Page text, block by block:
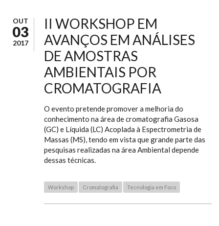
OUT
03
2017
II WORKSHOP EM
AVANÇOS EM ANÁLISES
DE AMOSTRAS
AMBIENTAIS POR
CROMATOGRAFIA
O evento pretende promover a melhoria do
conhecimento na área de cromatografia Gasosa
(GC) e Líquida (LC) Acoplada à Espectrometria de
Massas (MS), tendo em vista que grande parte das
pesquisas realizadas na área Ambiental depende
dessas técnicas.
Workshop Cromatografia Tecnologia em Foco